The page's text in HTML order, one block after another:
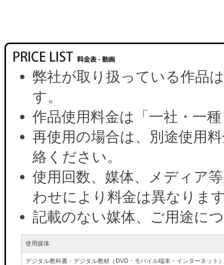
弊社が取り扱っている作品
す。
作品使用料金は「一社・一
再使用の場合は、別途使用
絡ください。
使用回数、媒体、メディア
わせにより料金は異なりま
記載のない媒体、ご用途に
使用媒体
デジタル教科書・デジタル教材（DVD・モバイル端末・インターネット）